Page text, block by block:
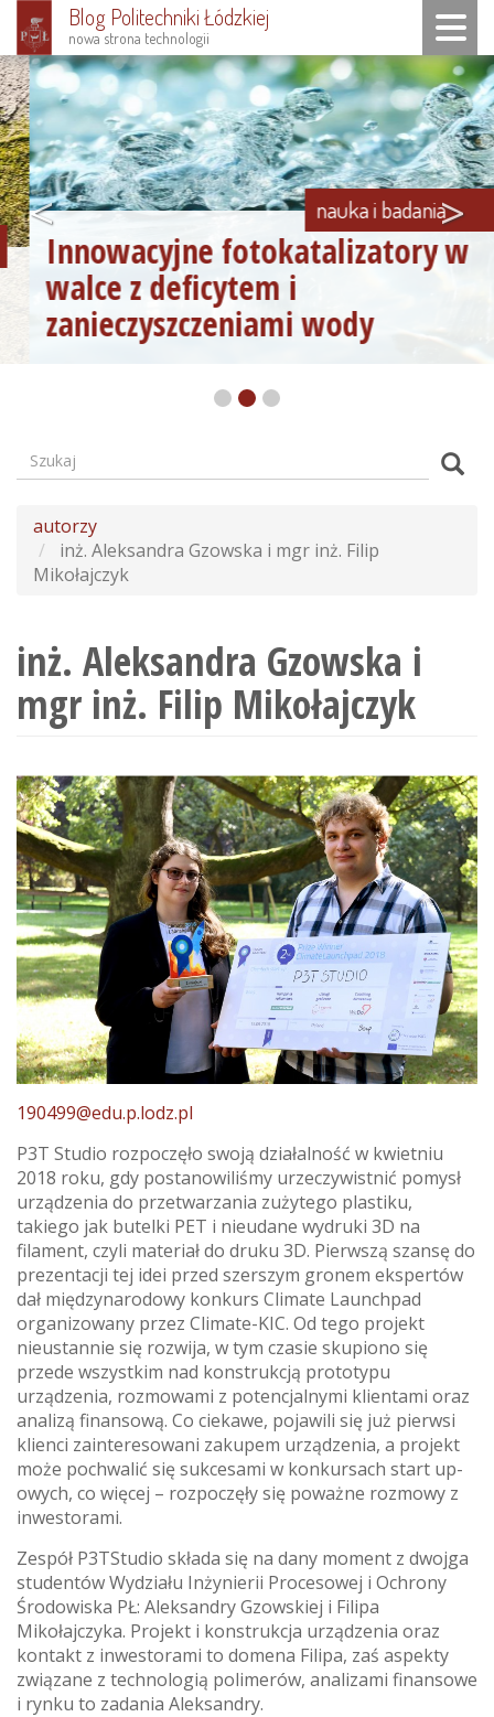
Przejdź
do
treści
Blog Politechniki Łódzkiej
nowa strona technologii
Toggle
Innowacyjne fotokatalizatory w
walce z deficytem i
zanieczyszczeniami wody
nauka i badania
< >
Formularz
Szukaj
autorzy
inż. Aleksandra Gzowska i mgr inż. Filip
Mikołajczyk
inż. Aleksandra Gzowska i
mgr inż. Filip Mikołajczyk
190499@edu.p.lodz.pl
P3T Studio rozpoczęło swoją działalność w kwietniu
2018 roku, gdy postanowiliśmy urzeczywistnić pomysł
urządzenia do przetwarzania zużytego plastiku,
takiego jak butelki PET i nieudane wydruki 3D na
filament, czyli materiał do druku 3D. Pierwszą szansę do
prezentacji tej idei przed szerszym gronem ekspertów
dał międzynarodowy konkurs Climate Launchpad
organizowany przez Climate-KIC. Od tego projekt
nieustannie się rozwija, w tym czasie skupiono się
przede wszystkim nad konstrukcją prototypu
urządzenia, rozmowami z potencjalnymi klientami oraz
analizą finansową. Co ciekawe, pojawili się już pierwsi
klienci zainteresowani zakupem urządzenia, a projekt
może pochwalić się sukcesami w konkursach start up-
owych, co więcej – rozpoczęły się poważne rozmowy z
inwestorami.
Zespół P3TStudio składa się na dany moment z dwojga
studentów Wydziału Inżynierii Procesowej i Ochrony
Środowiska PŁ: Aleksandry Gzowskiej i Filipa
Mikołajczyka. Projekt i konstrukcja urządzenia oraz
kontakt z inwestorami to domena Filipa, zaś aspekty
związane z technologią polimerów, analizami finansowe
i rynku to zadania Aleksandry.